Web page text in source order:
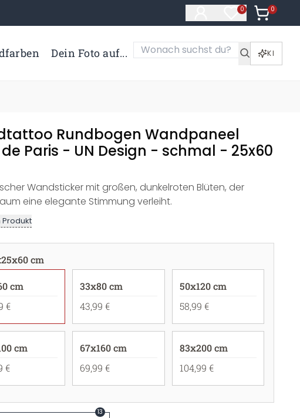
0
Artikel im
0
Artikel
Dein Foto auf... KI
Rundbogen Wandpaneel
de Paris - UN Design - schmal - 25x60
Wandsticker mit großen, dunkelroten Blüten, der
eine elegante Stimmung verleiht.
Produkt
:25x60 cm
cm
€
33x80 cm
43,99 €
50x120 cm
58,99 €
cm
€
67x160 cm
69,99 €
83x200 cm
104,99 €
13